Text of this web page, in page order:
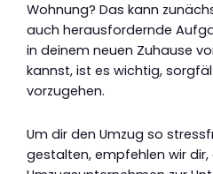
Wohnung? Das kann
auch herausfordernde
in deinem neuen Zuhause
kannst, ist es wichtig,
vorzugehen.
Um dir den Umzug so
gestalten, empfehlen wir dir,